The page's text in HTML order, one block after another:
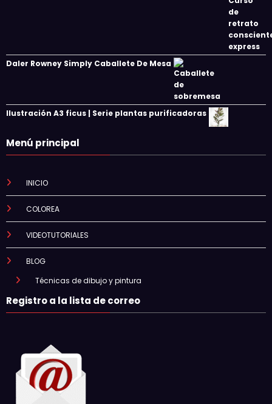
Daler Rowney Simply Caballete De Mesa
Ilustración A3 ficus | Serie plantas purificadoras
Menú principal
INICIO
COLOREA
VIDEOTUTORIALES
BLOG
Técnicas de dibujo y pintura
Registro a la lista de correo